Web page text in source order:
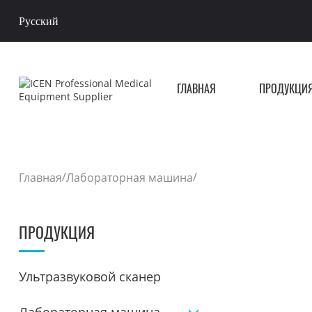
Русский
ГЛАВНАЯ ПРОДУКЦИЯ
Главная/Лабораторная машина/
ПРОДУКЦИЯ
Ультразвуковой сканер